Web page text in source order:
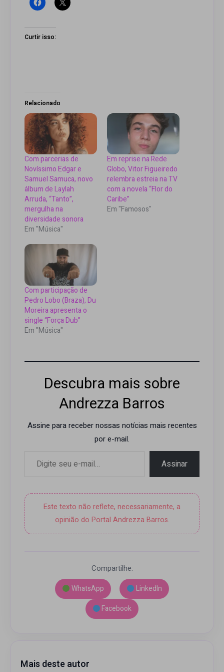
Curtir isso:
Relacionado
Com parcerias de
Novíssimo Edgar e
Samuel Samuca, novo
álbum de Laylah
Arruda, “Tanto”,
mergulha na
diversidade sonora
Em "Música"
Em reprise na Rede
Globo, Vitor Figueiredo
relembra estreia na TV
com a novela “Flor do
Caribe”
Em "Famosos"
Com participação de
Pedro Lobo (Braza), Du
Moreira apresenta o
single “Força Dub”
Em "Música"
Descubra mais sobre
Andrezza Barros
Assine para receber nossas notícias mais recentes
por e-mail.
Assinar
Este texto não reflete, necessariamente, a
opinião do Portal Andrezza Barros.
Compartilhe:
WhatsApp
LinkedIn
Facebook
Mais deste autor